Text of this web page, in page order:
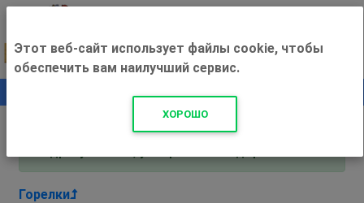
+500 ₽
Внимание! С 3 августа магазин работает по
Горелки
Этот веб-сайт использует файлы cookie, чтобы
обеспечить вам наилучший сервис.
ХОРОШО